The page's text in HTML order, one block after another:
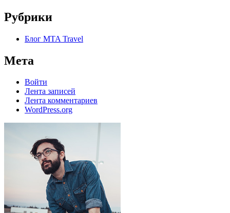
Рубрики
Блог MTA Travel
Мета
Войти
Лента записей
Лента комментариев
WordPress.org